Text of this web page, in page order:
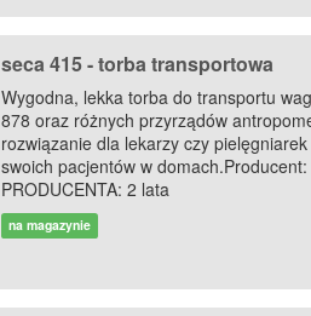
seca 415 - torba transportowa
Wygodna, lekka torba do transportu
878 oraz różnych przyrządów
rozwiązanie dla lekarzy czy
swoich pacjentów w
PRODUCENTA: 2 lata
na magazynie